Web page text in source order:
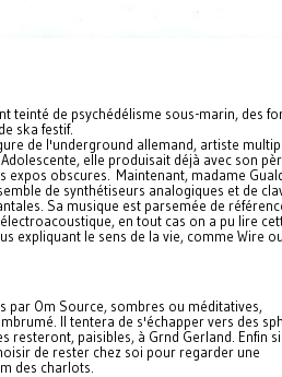
teinté de psychédélisme sous-marin, des
ska festif.
de l'underground allemand, artiste
elle produisait déjà avec son
obscures. Maintenant, madame
de synthétiseurs analogiques et de
Sa musique est parsemée de
en tout cas on a pu lire
expliquant le sens de la vie, comme Wire ou
par Om Source, sombres ou méditatives,
Il tentera de s'échapper vers des
resteront, paisibles, à Grnd Gerland. Enfin
de rester chez soi pour regarder une
des charlots.